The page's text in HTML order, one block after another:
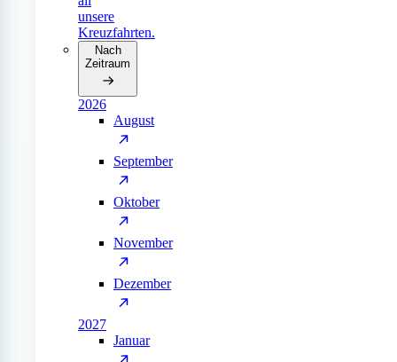
unsere
Kreuzfahrten.
Nach
Zeitraum
2026
August
September
Oktober
November
Dezember
2027
Januar